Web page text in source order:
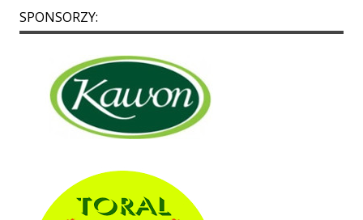
SPONSORZY: